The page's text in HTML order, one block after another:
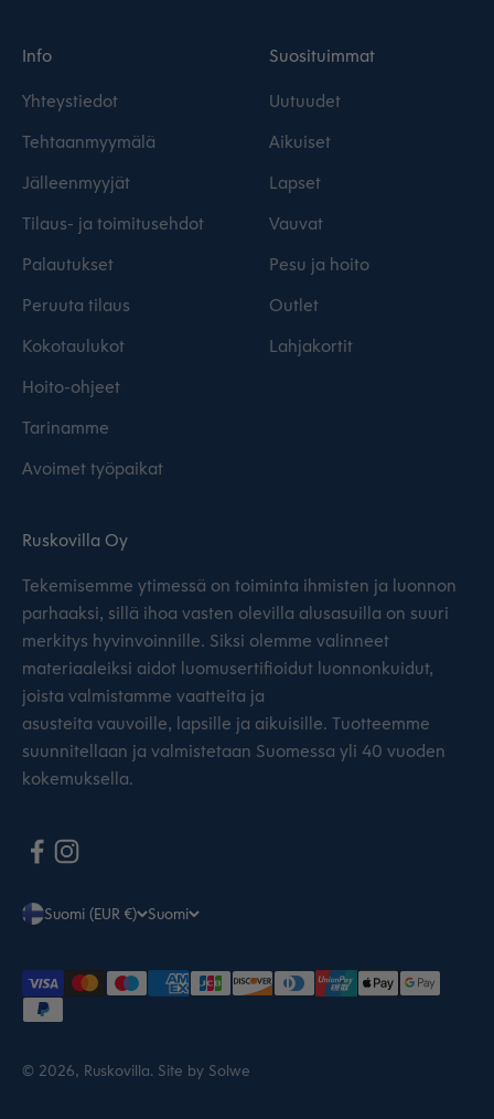
Info
Yhteystiedot
Tehtaanmyymälä
Jälleenmyyjät
Tilaus- ja toimitusehdot
Palautukset
Peruuta tilaus
Kokotaulukot
Hoito-ohjeet
Tarinamme
Avoimet työpaikat
Suosituimmat
Uutuudet
Aikuiset
Lapset
Vauvat
Pesu ja hoito
Outlet
Lahjakortit
Ruskovilla Oy
Tekemisemme ytimessä on toiminta ihmisten ja luonnon
parhaaksi, sillä ihoa vasten olevilla alusasuilla on suuri
merkitys hyvinvoinnille. Siksi olemme valinneet
materiaaleiksi aidot luomusertifioidut luonnonkuidut,
joista valmistamme vaatteita ja
asusteita vauvoille, lapsille ja aikuisille. Tuotteemme
suunnitellaan ja valmistetaan Suomessa yli 40 vuoden
kokemuksella.
Suomi (EUR €) Suomi
© 2026, Ruskovilla. Site by Solwe